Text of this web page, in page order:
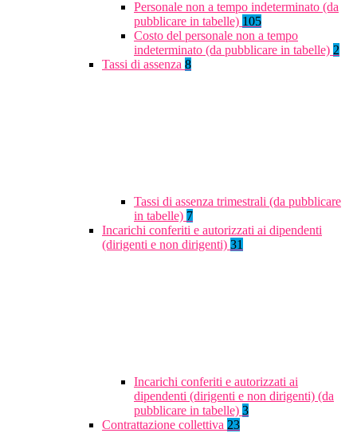
Personale non a tempo indeterminato (da
pubblicare in tabelle) 105
Costo del personale non a tempo
indeterminato (da pubblicare in tabelle) 2
Tassi di assenza 8
Tassi di assenza trimestrali (da pubblicare
in tabelle) 7
Incarichi conferiti e autorizzati ai dipendenti
(dirigenti e non dirigenti) 31
Incarichi conferiti e autorizzati ai
dipendenti (dirigenti e non dirigenti) (da
pubblicare in tabelle) 3
Contrattazione collettiva 23